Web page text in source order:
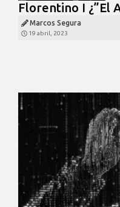
Florentino I ¿”El
Marcos Segura
19 abril, 2023